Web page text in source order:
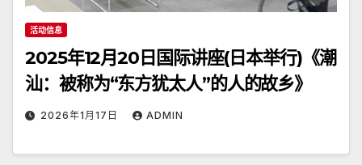
活动信息
2025年12月20日国际讲座(日本举行)《潮
汕：被称为“东方犹太人”的人的故乡》
2026年1月17日 ADMIN